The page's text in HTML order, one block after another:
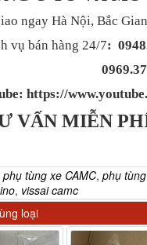
ngay Hà Nội, Bắc
vụ bán hàng 24/7:
https://
VẤN MIỄN
phụ tùng xe CAMC, phụ
, vissai camc
loại